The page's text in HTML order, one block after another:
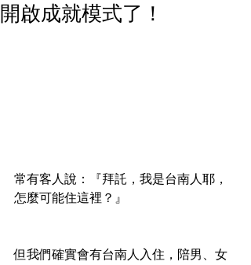
開啟成就模式了！
常有客人說：『拜託，我是台南人耶，
怎麼可能住這裡？』
但我們確實會有台南人入住，陪男、女